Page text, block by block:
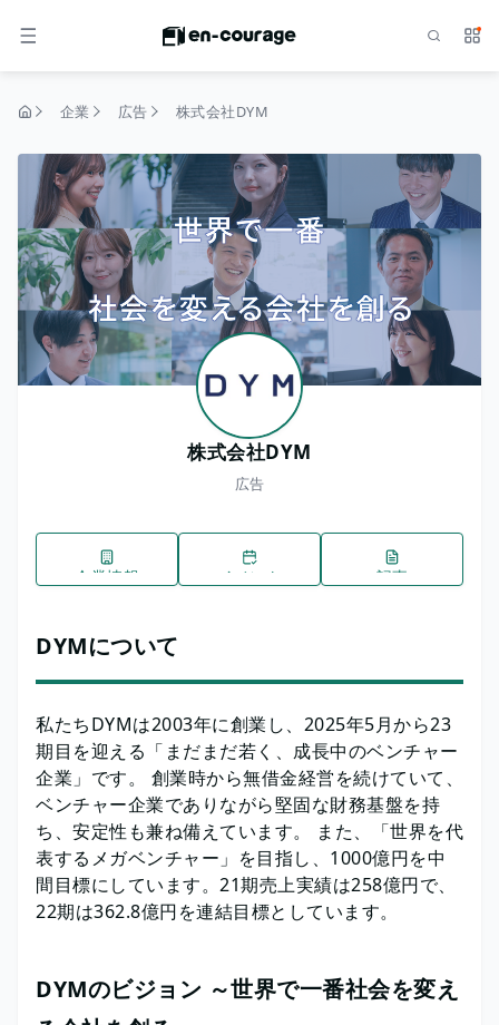
メニュー サ
企業 広告 株式会社DYM
株式会社DYM
広告
企業情報 イベント 記事
DYMについて
私たちDYMは2003年に創業し、2025年5月から23
期目を迎える「まだまだ若く、成長中のベンチャー
企業」です。 創業時から無借金経営を続けていて、
ベンチャー企業でありながら堅固な財務基盤を持
ち、安定性も兼ね備えています。 また、「世界を代
表するメガベンチャー」を目指し、1000億円を中
間目標にしています。21期売上実績は258億円で、
22期は362.8億円を連結目標としています。
DYMのビジョン ～世界で一番社会を変え